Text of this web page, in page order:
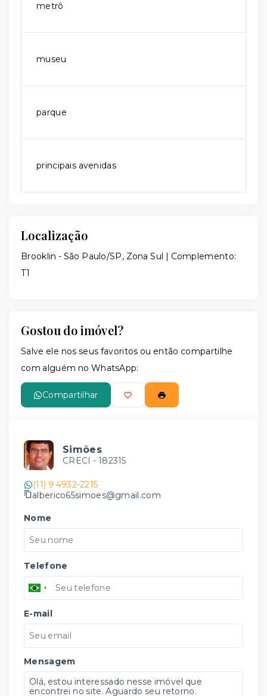
metrô
museu
parque
principais avenidas
Localização
Brooklin - São Paulo/SP, Zona Sul | Complemento:
T1
Gostou do imóvel?
Salve ele nos seus favoritos ou então compartilhe
com alguém no WhatsApp:
Compartilhar
Simões
CRECI - 182315
(11) 9 4932-2215
alberico65simoes@gmail.com
Nome
Telefone
E-mail
Mensagem